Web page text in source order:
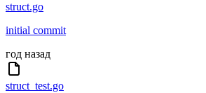
struct.go
initial commit
год назад
struct_test.go